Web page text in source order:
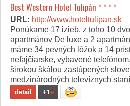
Best Western Hotel Tulipán * * * *
URL: http://www.hoteltulipan.sk
Ponúkame 17 izieb, z toho 10
apartmánov De luxe a 2
máme 34 pevných lôžok a 14
nefajčiarske, vybavené
širokou škálou zastúpených
medzinárodných televíznych
detail +1e